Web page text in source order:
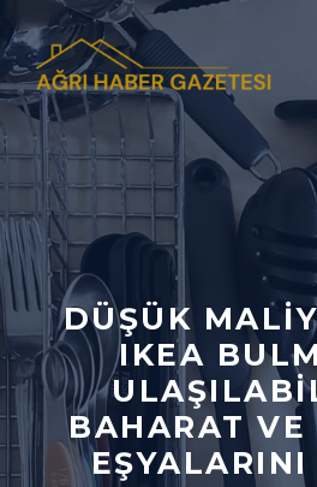
İçeriğe
atla
DÜŞÜK
IKEA
BAHARAT VE
EŞYALARINI